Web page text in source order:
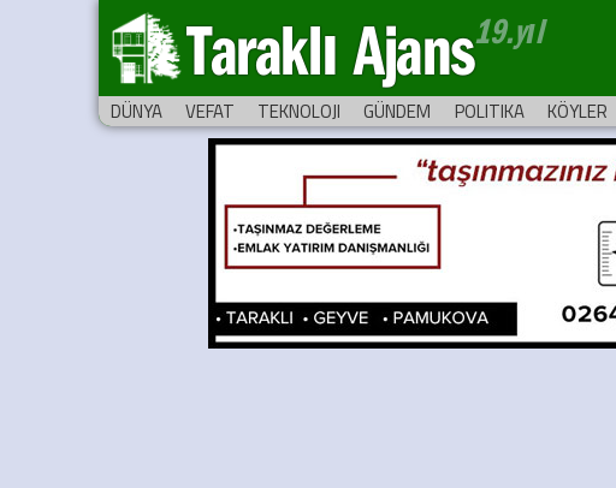
Taraklı Ajans
DÜNYA VEFAT TEKNOLOJI GÜNDEM POLITIKA KÖYLER